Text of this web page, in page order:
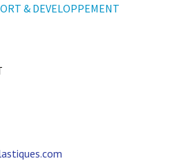
& DEVELOPPEMENT